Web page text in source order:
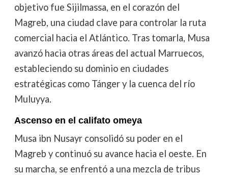
objetivo fue Sijilmassa, en el corazón del
Magreb, una ciudad clave para controlar la ruta
comercial hacia el Atlántico. Tras tomarla, Musa
avanzó hacia otras áreas del actual Marruecos,
estableciendo su dominio en ciudades
estratégicas como Tánger y la cuenca del río
Muluyya.
Ascenso en el califato omeya
Musa ibn Nusayr consolidó su poder en el
Magreb y continuó su avance hacia el oeste. En
su marcha, se enfrentó a una mezcla de tribus